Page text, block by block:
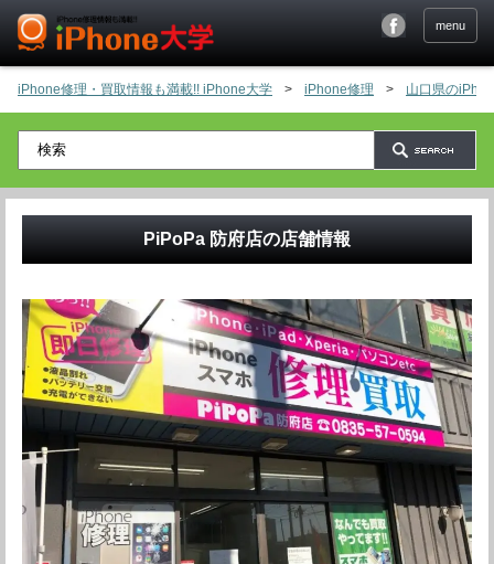
menu
iPhone修理・買取情報も満載!! iPhone大学 > iPhone修理 > 山口県の
PiPoPa 防府店の店舗情報